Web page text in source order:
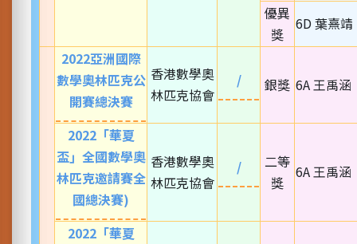
優異
獎
6D 葉熹靖
2022亞洲國際
數學奧林匹克公
開賽總決賽
香港數學奧
林匹克協會
/ 銀獎 6A 王禹涵
2022「華夏
盃」全國數學奧
林匹克邀請賽全
國總決賽)
香港數學奧
林匹克協會
/
二等
獎
6A 王禹涵
2022「華夏